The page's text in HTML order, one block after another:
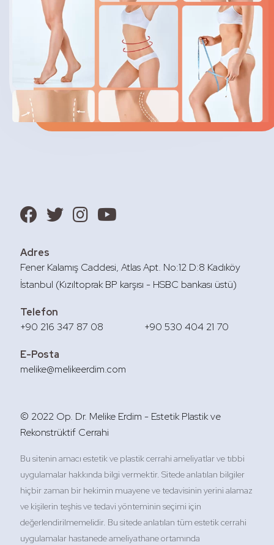
Adres
Fener Kalamış Caddesi, Atlas Apt. No:12 D:8 Kadıköy
İstanbul (Kızıltoprak BP karşısı - HSBC bankası üstü)
Telefon
+90 216 347 87 08
+90 530 404 21 70
E-Posta
melike@melikeerdim.com
© 2022 Op. Dr. Melike Erdim - Estetik Plastik ve
Rekonstrüktif Cerrahi
Bu sitenin amacı estetik ve plastik cerrahi ameliyatlar ve tıbbi
uygulamalar hakkında bilgi vermektir. Sitede anlatılan bilgiler
hiçbir zaman bir hekimin muayene ve tedavisinin yerini alamaz
ve kişilerin teşhis ve tedavi yönteminin seçimi için
değerlendirilmemelidir. Bu sitede anlatılan tüm estetik cerrahi
uygulamalar hastanede ameliyathane ortamında